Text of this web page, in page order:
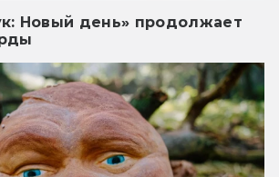
Новый день» продолжает